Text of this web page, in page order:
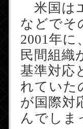
米国は
などでそ
2001年に
民間組織
基準対応
れていた
が国際対
んでしま